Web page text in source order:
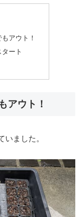
アウト！
ート
アウト！
いました。